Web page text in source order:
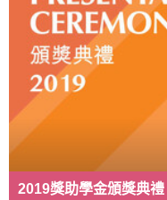
2019獎助學金頒獎典禮